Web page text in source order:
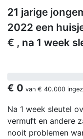
21 jarige
2022 een
€ , na 1 week
€ 0 van € 40.000
Na 1 week sleutel
vermuft en andere
nooit problemen